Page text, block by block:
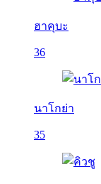
ฮาคุบะ
36
นาโกย่า
35